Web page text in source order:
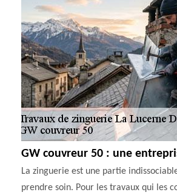
GW couvreur 50 : une
La zinguerie est une partie
prendre soin. Pour les travaux qui les